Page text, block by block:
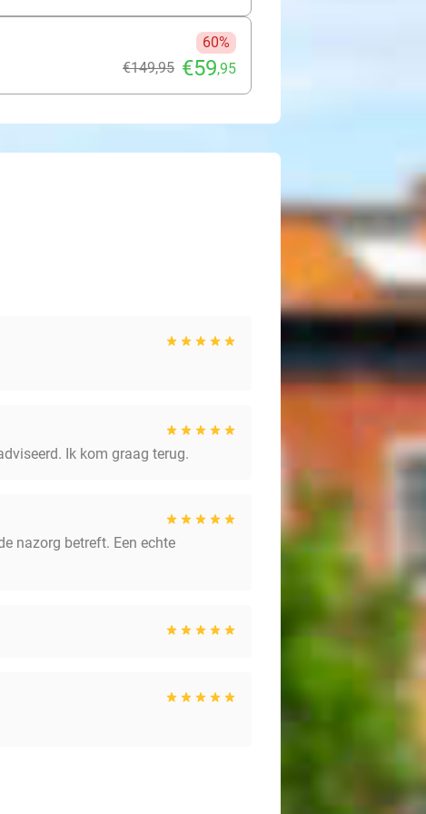
of waterstofwater
60%
€149,95 €59,95
Ik kom graag terug.
nazorg betreft. Een echte